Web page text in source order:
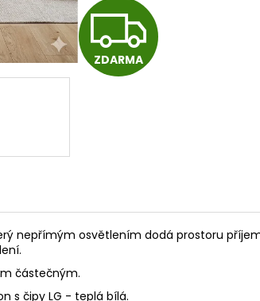
Z
D
R
M
ZDARMA
nepřímým osvětlením dodá prostoru
částečným.
s čipy LG - teplá bílá.